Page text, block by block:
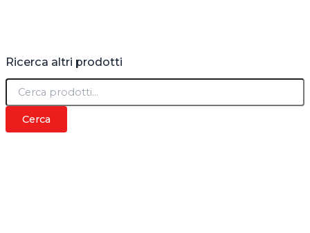
Ricerca altri prodotti
C
r
Cerca